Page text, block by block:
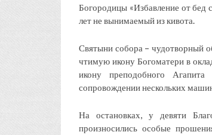
Богородицы «Избавление от
лет не вынимаемый из кивота.
Святыни собора – чудотворный
чтимую икону Богоматери в
икону преподобного
сопровождении нескольких
На остановках, у девяти
произносились особые